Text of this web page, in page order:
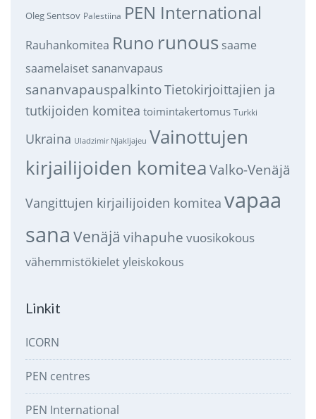
Oleg Sentsov Palestiina PEN International
Rauhankomitea Runo runous saame
saamelaiset sananvapaus
sananvapauspalkintoTietokirjoittajien ja
tutkijoiden komitea toimintakertomus Turkki
Ukraina Uladzimir Njakljajeu Vainottujen
kirjailijoiden komitea Valko-Venäjä
Vangittujen kirjailijoiden komitea vapaa
sana Venäjä vihapuhe vuosikokous
vähemmistökieletyleiskokous
Linkit
ICORN
PEN centres
PEN International